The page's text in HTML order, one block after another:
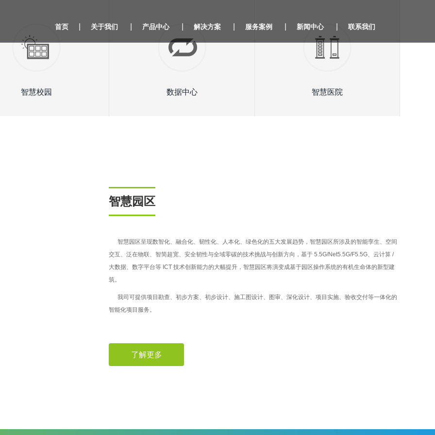
首页 关于我们 产品中心 解决方案 服务案例 新闻中心 联系我们
智慧校园 数据中心 智慧医院
智慧园区
智慧园区呈现数智化、融合化、韧性化、人本化、绿色化的五大发展趋势，智慧园区所涉及的智能孪生、空间
交互、泛在物联、智简超宽、安全韧性与全域零碳的技术挑战与创新方向，基于 5.5G/Net5.5G/F5.5G、云计算 /
大数据、数字平台等 ICT 技术创新能力的大幅提升，智慧园区将演变成基于园区操作系统的有机生命体的新型建
筑。
我司可提供项目勘查、初步方案、初步设计、施工图设计、图审、深化设计、项目实施、验收交付等一体化的
智能化项目服务。
了解更多